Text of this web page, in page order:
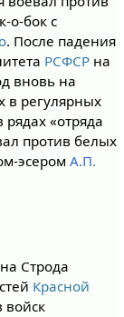
о-бок с
. После падения
РСФСРна
вновь на
в регулярных
«отряда
против белых
эсером А.П.
Строда
Красной
войск